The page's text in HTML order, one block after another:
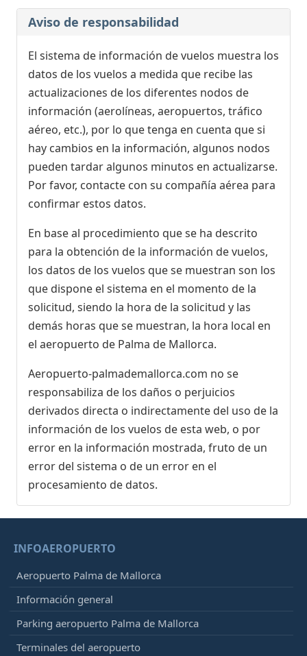
Aviso de responsabilidad
El sistema de información de vuelos muestra los
datos de los vuelos a medida que recibe las
actualizaciones de los diferentes nodos de
información (aerolíneas, aeropuertos, tráfico
aéreo, etc.), por lo que tenga en cuenta que si
hay cambios en la información, algunos nodos
pueden tardar algunos minutos en actualizarse.
Por favor, contacte con su compañía aérea para
confirmar estos datos.
En base al procedimiento que se ha descrito
para la obtención de la información de vuelos,
los datos de los vuelos que se muestran son los
que dispone el sistema en el momento de la
solicitud, siendo la hora de la solicitud y las
demás horas que se muestran, la hora local en
el aeropuerto de Palma de Mallorca.
Aeropuerto-palmademallorca.com no se
responsabiliza de los daños o perjuicios
derivados directa o indirectamente del uso de la
información de los vuelos de esta web, o por
error en la información mostrada, fruto de un
error del sistema o de un error en el
procesamiento de datos.
INFOAEROPUERTO
Aeropuerto Palma de Mallorca
Información general
Parking aeropuerto Palma de Mallorca
Terminales del aeropuerto